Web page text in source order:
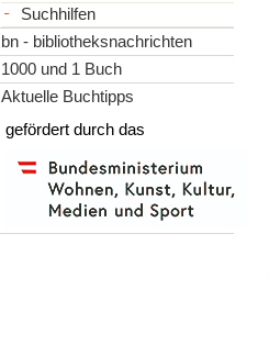
Suchhilfen
bn - bibliotheksnachrichten
1000 und 1 Buch
Aktuelle Buchtipps
gefördert durch das